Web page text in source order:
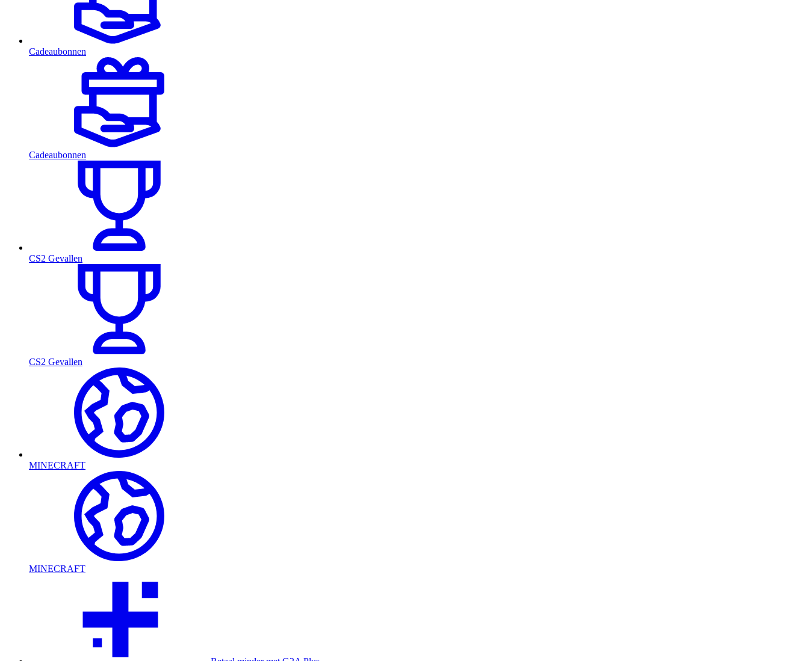
Cadeaubonnen
Cadeaubonnen
CS2 Gevallen
CS2 Gevallen
MINECRAFT
MINECRAFT